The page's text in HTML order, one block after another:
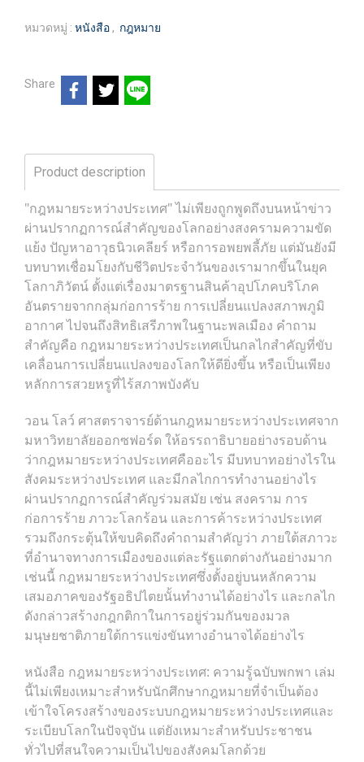
หมวดหมู่ : หนังสือ , กฎหมาย
Share
Product description
"กฎหมายระหว่างประเทศ" ไม่เพียงถูกพูดถึงบนหน้าข่าว
ผ่านปรากฏการณ์สำคัญของโลกอย่างสงครามความขัด
แย้ง ปัญหาอาวุธนิวเคลียร์ หรือการอพยพลี้ภัย แต่มันยังมี
บทบาทเชื่อมโยงกับชีวิตประจำวันของเรามากขึ้นในยุค
โลกาภิวัตน์ ตั้งแต่เรื่องมาตรฐานสินค้าอุปโภคบริโภค
อันตรายจากกลุ่มก่อการร้าย การเปลี่ยนแปลงสภาพภูมิ
อากาศ ไปจนถึงสิทธิเสรีภาพในฐานะพลเมือง คำถาม
สำคัญคือ กฎหมายระหว่างประเทศเป็นกลไกสำคัญที่ขับ
เคลื่อนการเปลี่ยนแปลงของโลกให้ดียิ่งขึ้น หรือเป็นเพียง
หลักการสวยหรูที่ไร้สภาพบังคับ
วอน โลว์ ศาสตราจารย์ด้านกฎหมายระหว่างประเทศจาก
มหาวิทยาลัยออกซฟอร์ด ให้อรรถาธิบายอย่างรอบด้าน
ว่ากฎหมายระหว่างประเทศคืออะไร มีบทบาทอย่างไรใน
สังคมระหว่างประเทศ และมีกลไกการทำงานอย่างไร
ผ่านปรากฏการณ์สำคัญร่วมสมัย เช่น สงคราม การ
ก่อการร้าย ภาวะโลกร้อน และการค้าระหว่างประเทศ
รวมถึงกระตุ้นให้ขบคิดถึงคำถามสำคัญว่า ภายใต้สภาวะ
ที่อำนาจทางการเมืองของแต่ละรัฐแตกต่างกันอย่างมาก
เช่นนี้ กฎหมายระหว่างประเทศซึ่งตั้งอยู่บนหลักความ
เสมอภาคของรัฐอธิปไตยนั้นทำงานได้อย่างไร และกลไก
ดังกล่าวสร้างกฎกติกาในการอยู่ร่วมกันของมวล
มนุษยชาติภายใต้การแข่งขันทางอำนาจได้อย่างไร
หนังสือ กฎหมายระหว่างประเทศ: ความรู้ฉบับพกพา เล่ม
นี้ไม่เพียงเหมาะสำหรับนักศึกษากฎหมายที่จำเป็นต้อง
เข้าใจโครงสร้างของระบบกฎหมายระหว่างประเทศและ
ระเบียบโลกในปัจจุบัน แต่ยังเหมาะสำหรับประชาชน
ทั่วไปที่สนใจความเป็นไปของสังคมโลกด้วย